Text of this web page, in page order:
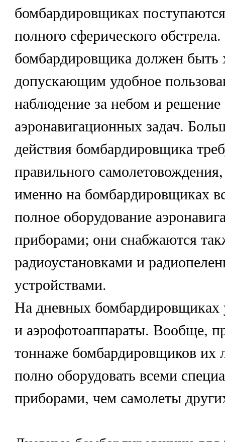
бомбардировщиках
полного сферического
бомбардировщика должен
допускающим удобное
наблюдение за небом и решение
аэронавигационных задач.
действия бомбардировщика
правильного
именно на бомбардировщиках
полное оборудование
приборами; они снабжаются
радиоустановками и
устройствами.
На дневных бомбардировщиках
и аэрофотоаппараты. Вообще,
тоннаже бомбардировщиков их
полно оборудовать всеми
приборами, чем самолеты